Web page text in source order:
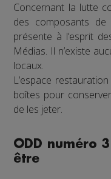
Concernant la lutte
des composants
présente à l’esprit
Médias. Il n’existe
locaux.
L’espace
boîtes pour
de les jeter.
ODD numéro
être